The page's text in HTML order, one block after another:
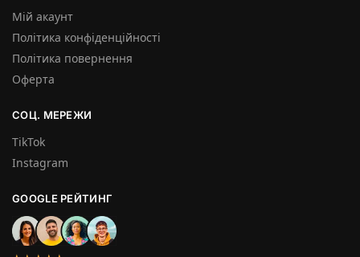
Мій акаунт
Політика конфіденційності
Політика повернення
Оферта
СОЦ. МЕРЕЖИ
TikTok
Instagram
GOOGLE РЕЙТИНГ